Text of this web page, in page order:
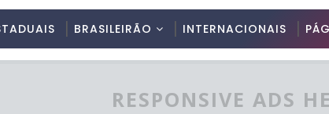
BRASILEIRÃO INTERNACIONAIS
RESPONSIVE ADS